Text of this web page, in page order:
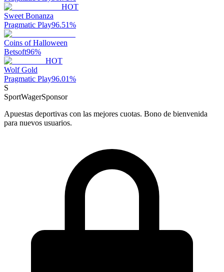
HOT
Sweet Bonanza
Pragmatic Play96.51%
Coins of Halloween
Betsoft96%
HOT
Wolf Gold
Pragmatic Play96.01%
S
SportWagerSponsor
Apuestas deportivas con las mejores cuotas. Bono de bienvenida
para nuevos usuarios.